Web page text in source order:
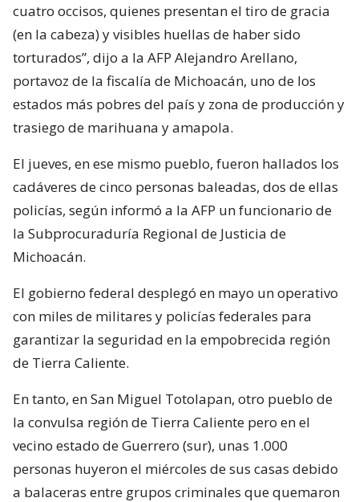
cuatro occisos, quienes presentan el tiro de gracia
(en la cabeza) y visibles huellas de haber sido
torturados”, dijo a la AFP Alejandro Arellano,
portavoz de la fiscalía de Michoacán, uno de los
estados más pobres del país y zona de producción y
trasiego de marihuana y amapola.
El jueves, en ese mismo pueblo, fueron hallados los
cadáveres de cinco personas baleadas, dos de ellas
policías, según informó a la AFP un funcionario de
la Subprocuraduría Regional de Justicia de
Michoacán.
El gobierno federal desplegó en mayo un operativo
con miles de militares y policías federales para
garantizar la seguridad en la empobrecida región
de Tierra Caliente.
En tanto, en San Miguel Totolapan, otro pueblo de
la convulsa región de Tierra Caliente pero en el
vecino estado de Guerrero (sur), unas 1.000
personas huyeron el miércoles de sus casas debido
a balaceras entre grupos criminales que quemaron